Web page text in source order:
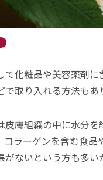
て化粧品や美容薬剤
で取り入れる方法もあ
皮膚組織の中に水分
コラーゲンを含む食
がないという方も多い